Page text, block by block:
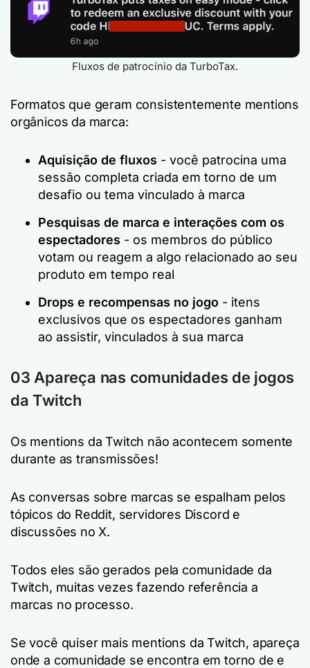
Fluxos de patrocínio da TurboTax.
Formatos que geram consistentemente mentions
orgânicos da marca:
Aquisição de fluxos - você patrocina uma
sessão completa criada em torno de um
desafio ou tema vinculado à marca
Pesquisas de marca e interações com os
espectadores - os membros do público
votam ou reagem a algo relacionado ao seu
produto em tempo real
Drops e recompensas no jogo - itens
exclusivos que os espectadores ganham
ao assistir, vinculados à sua marca
03 Apareça nas comunidades de jogos
da Twitch
Os mentions da Twitch não acontecem somente
durante as transmissões!
As conversas sobre marcas se espalham pelos
tópicos do Reddit, servidores Discord e
discussões no X.
Todos eles são gerados pela comunidade da
Twitch, muitas vezes fazendo referência a
marcas no processo.
Se você quiser mais mentions da Twitch, apareça
onde a comunidade se encontra em torno de e